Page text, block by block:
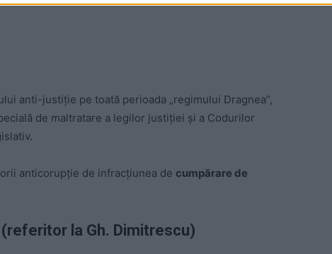
anti-justiție pe toată perioada „regimului Dragnea”,
de maltratare a legilor justiției și a Codurilor
anticorupție de infracțiunea de cumpărare de
la Gh. Dimitrescu)